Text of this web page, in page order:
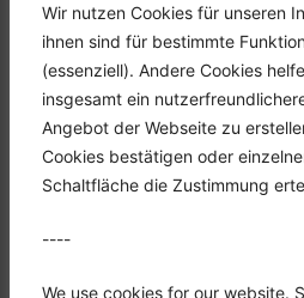
Wir nutzen Cookies für unseren
ihnen sind für bestimmte
(essenziell). Andere Cookies
insgesamt ein
Angebot der Webseite zu
Cookies bestätigen oder
Schaltfläche die Zustimmung
----
We use cookies for our website.
Mail: info@hgh-
Startseite
Unternehmen
Karriere
Downloads
Datenschutz